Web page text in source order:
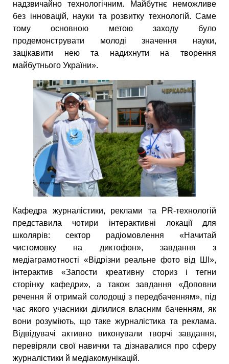
надзвичайно технологічним. Майбутнє неможливе
без інновацій, науки та розвитку технологій. Саме
тому основною метою заходу було
продемонструвати молоді значення науки,
зацікавити нею та надихнути на творення
майбутнього України».
Кафедра журналістики, реклами та PR-технологій
представила чотири інтерактивні локації для
школярів: сектор радіомовлення «Начитай
чистомовку на диктофон», завдання з
медіаграмотності «Відрізни реальне фото від ШІ»,
інтерактив «Запости креативну сториз і тегни
сторінку кафедри», а також завдання «Доповни
речення й отримай солодощі з передбаченням», під
час якого учасники ділилися власним баченням, як
вони розуміють, що таке журналістика та реклама.
Відвідувачі активно виконували творчі завдання,
перевіряли свої навички та дізнавалися про сферу
журналістики й медіакомунікацій.